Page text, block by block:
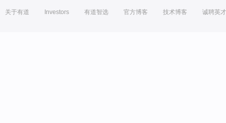
关于有道 Investors 有道智选 官方博客 技术博客 诚聘英才